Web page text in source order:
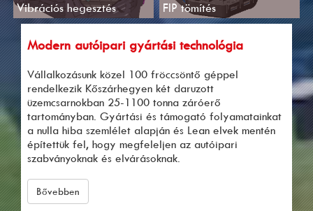
Vibrációs hegesztés FIP tömítés
Modern autóipari gyártási technológia
Vállalkozásunk közel 100 fröccsöntő géppel
rendelkezik Kőszárhegyen két daruzott
üzemcsarnokban 25-1100 tonna záróerő
tartományban. Gyártási és támogató folyamatainkat
a nulla hiba szemlélet alapján és Lean elvek mentén
építettük fel, hogy megfeleljen az autóipari
szabványoknak és elvárásoknak.
Bővebben